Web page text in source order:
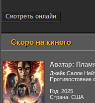
Скоро на киного
Аватар:
Джейк Салли
Противостояние
Год: 2025
Страна: США